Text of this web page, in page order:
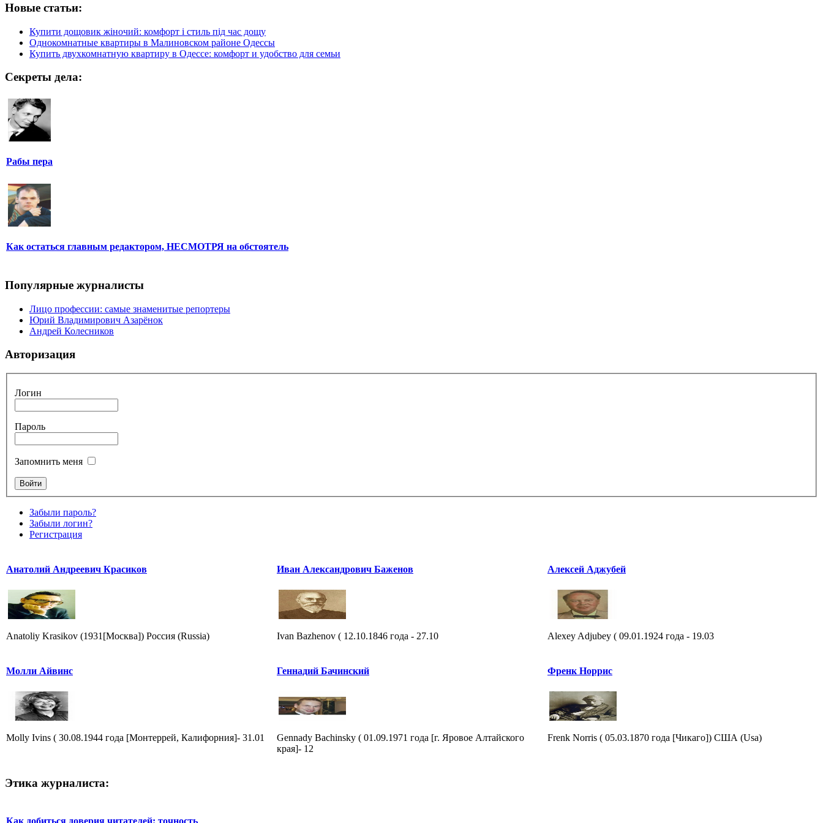
Новые статьи:
Купити дощовик жіночий: комфорт і стиль під час дощу
Однокомнатные квартиры в Малиновском районе Одессы
Купить двухкомнатную квартиру в Одессе: комфорт и удобство для семьи
Секреты дела:
Рабы пера
Как остаться главным редактором, НЕСМОТРЯ на обстоятель
Популярные журналисты
Лицо профессии: самые знаменитые репортеры
Юрий Владимирович Азарёнок
Андрей Колесников
Авторизация
Логин
Пароль
Запомнить меня
Забыли пароль?
Забыли логин?
Регистрация
Анатолий Андреевич Красиков
Anatoliy Krasikov (1931[Москва]) Россия (Russia)
Иван Александрович Баженов
Ivan Bazhenov ( 12.10.1846 года - 27.10
Алексей Аджубей
Alexey Adjubey ( 09.01.1924 года - 19.03
Молли Айвинс
Molly Ivins ( 30.08.1944 года [Монтеррей, Калифорния]- 31.01
Геннадий Бачинский
Gennady Bachinsky ( 01.09.1971 года [г. Яровое Алтайского
края]- 12
Френк Норрис
Frenk Norris ( 05.03.1870 года [Чикаго]) США (Usa)
Этика журналиста: